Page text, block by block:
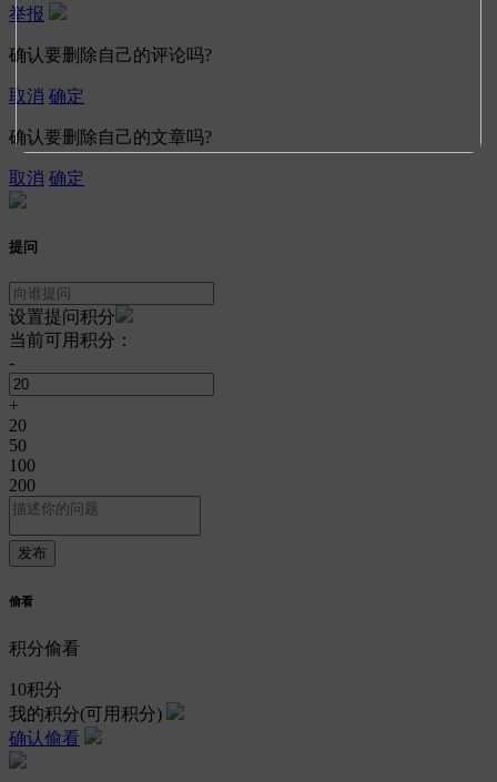
举报
确认要删除自己的评论吗?
取消 确定
确认要删除自己的文章吗?
取消 确定
提问
设置提问积分
当前可用积分：
-
+
20
50
100
200
偷看
积分偷看
10积分
我的积分(可用积分)
确认偷看